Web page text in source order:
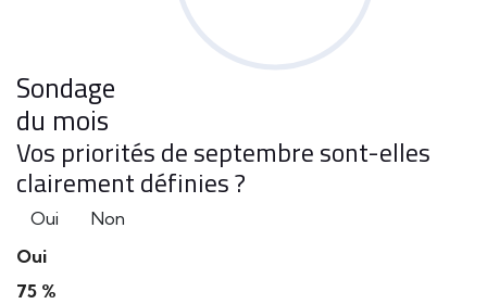
Sondage
du mois
Vos priorités de septembre sont-elles
clairement définies ?
Oui
Non
Oui
75 %